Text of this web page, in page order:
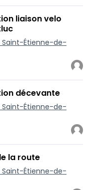
liaison velo
Saint-Étienne-de-
décevante
Saint-Étienne-de-
la route
Saint-Étienne-de-